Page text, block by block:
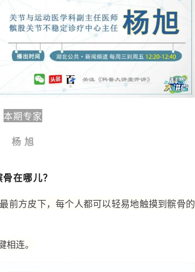
本期专家
杨 旭
在哪儿？
前方皮下，每个人都可以轻易地触摸到髌骨的
连。